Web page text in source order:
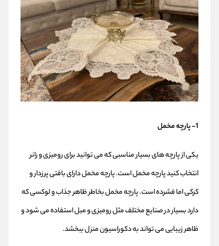
1- پارچه مخمل
یکی از پارچه های بسیار مناسبی که می توانید برای رومیزی ورانر
انتخاب کنید پارچه مخمل است. پارچه مخمل دارای بافتی پرزدار و
کرکی اما فشرده است. پارچه مخمل بخاطر ظاهر جذاب و لوکسی که
دارد بسیار در صنایع مختلف مثل رومیزی و مبل استفاده می شود و
ظاهر زیبایی می تواند به دکوراسیون منزل ببخشد.